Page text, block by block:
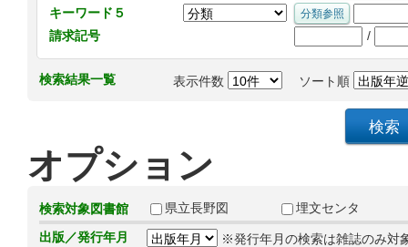
キーワード５
請求記号
/
検索結果一覧 表示件数 ソート順
オプション
検索対象図書館 県立長野図
埋文センタ
出版／発行年月
※発行年月の検索は雑誌のみ対